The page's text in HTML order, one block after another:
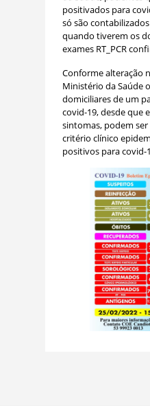
positivados para
só são
quando tiverem os
exames RT_PCR
Conforme alteração
Ministério da Saúde
domiciliares de um
covid-19, desde que
sintomas, podem
critério clínico
positivos para covid-